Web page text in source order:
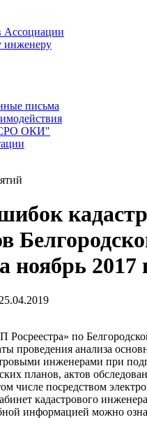
Ассоциации
инженеру
письма
ОКИ"
ноябрь 2017
по
проведения анализа
инженерами при
планов, актов
числе посредством
кадастрового
информацией можно